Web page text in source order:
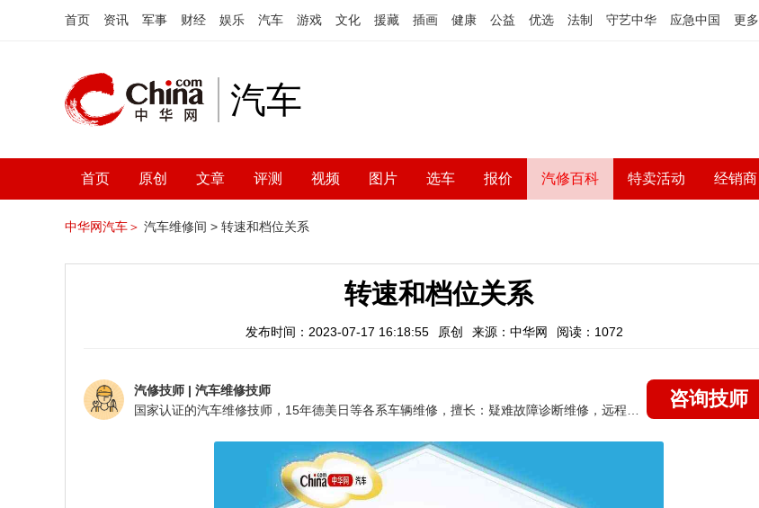
首页 资讯 军事 财经 娱乐 汽车 游戏 文化 援藏 插画 健康 公益 优选 法制 守艺中华 应急中国 更多
汽车
首页 原创 文章 评测 视频 图片 选车 报价 汽修百科 特卖活动 经销商
中华网汽车＞ 汽车维修间 > 转速和档位关系
转速和档位关系
发布时间：2023-07-17 16:18:55 原创 来源：中华网 阅读：1072
汽修技师 | 汽车维修技师
咨询技师